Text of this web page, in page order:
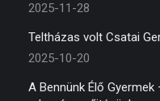
2025-11-28
Teltházas volt Csatai
2025-10-20
A Bennünk Élő